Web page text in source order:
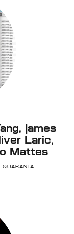
James
Laric,
Mattes
QUARANTA